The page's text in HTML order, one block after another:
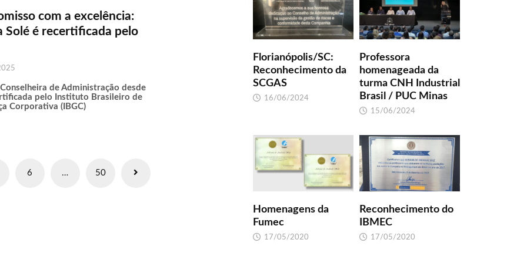
com a excelência:
Solé é recertificada pelo
de Administração desde
pelo Instituto Brasileiro de
Corporativa (IBGC)
6 … 50
Florianópolis/SC:
Reconhecimento da
SCGAS
16/06/2024
Professora
homenageada da
turma CNH Industrial
Brasil / PUC Minas
15/06/2024
Homenagens da
Fumec
17/05/2020
Reconhecimento do
IBMEC
17/05/2020